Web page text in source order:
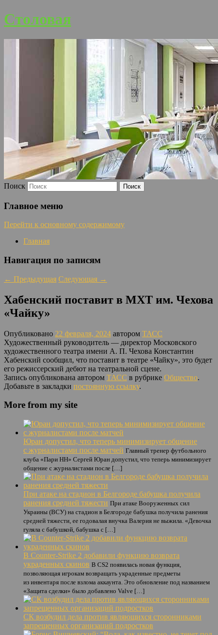
Столовая
Поиск
Главное меню
Перейти к основному содержимому
Главная
Навигация по записям
← Предыдущая Следующая →
Хабенский поставит в МХТ им. Чехова
«Чайку»
Опубликовано 22 февраля, 2024 автором ТАСС
Художественный руководитель — директор Московского
художественного театра имени А. П. Чехова Константин
Хабенский сообщил, что поставит в театре «Чайку», это будет
его режиссерский дебют на театральной сцене.
Запись опубликована автором ТАСС в рубрике Общество.
Добавьте в закладки постоянную ссылку.
More from my site
Юран допустил, что теперь минимизирует общение
с журналистами после матчей Главный тренер футбольного
клуба «Пари НН» Сергей Юран допустил, что теперь минимизирует
общение с журналистами после […]
При атаке на стадион в Белгороде бабушка получила
ранения средней тяжести При атаке Вооруженных сил
Украины (ВСУ) на стадион в Белгороде бабушка получила ранения
средней тяжести, ее годовалая внучка Валерия не выжила. «Девочка
гуляла с бабушкой, бабушка с […]
В Counter-Strike 2 добавили функцию возврата
украденных скинов В CS2 появилась новая функция,
позволяющая игрокам возвращать украденные предметы
из инвентаря после взлома аккаунта. Это обновление под названием
«Защита сделки» было добавлено Valve […]
СК возбудил дела против являющихся сторонниками
запрещенных организаций подростков